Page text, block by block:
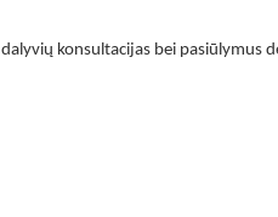
konsultacijas bei